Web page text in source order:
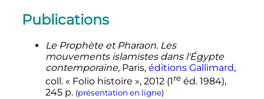
Publications
Le Prophète et Pharaon. Les
mouvements islamistes dans l'Égypte
contemporaine, Paris, éditions Gallimard,
coll.« Folio histoire », 2012(1re éd.1984),
245 p. (présentation en ligne)